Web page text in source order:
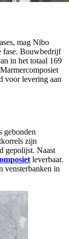
mag Nibo
fase. Bouwbedrijf
in het totaal 169
voor levering aan
gebonden
zijn
gepolijst. Naast
leverbaar.
vensterbanken in